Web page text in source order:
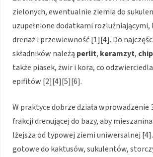
zielonych, ewentualnie ziemia do
uzupełnione dodatkami
drenaż i przewiewność [1][4]. Do
składników należą perlit, keramzyt,
także piasek, żwir i kora, co
epifitów [2][4][5][6].
W praktyce dobrze działa wprowadzenie
frakcji drenującej do bazy, aby
lżejsza od typowej ziemi uniwersalnej [4].
gotowe do kaktusów, sukulentów,